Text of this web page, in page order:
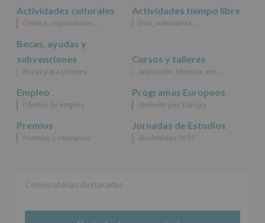
Actividades culturales
Cómics, exposiciones…
Actividades tiempo libre
Ocio, naturaleza…
Becas, ayudas y
subvenciones
Becas para jóvenes
Cursos y talleres
Animación, idiomas, etc…
Empleo
Ofertas de empleo
Programas Europeos
Muévete por Europa
Premios
Premios y concursos
Jornadas de Estudios
Alcobendas 2022
Convocatorias destacadas